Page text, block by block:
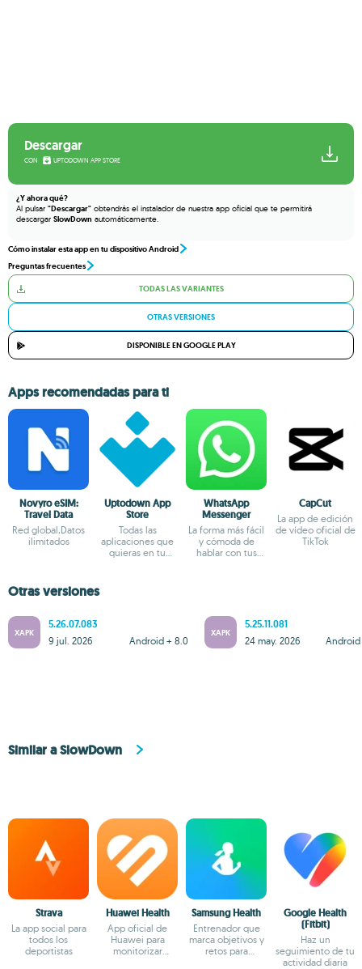
Descargar
CON UPTODOWN APP STORE
¿Y ahora qué?
Al pulsar "Descargar" obtendrás el instalador de nuestra app oficial que te permitirá
descargar SlowDown automáticamente.
Cómo instalar esta app en tu dispositivo Android
Preguntas frecuentes
TODAS LAS VARIANTES
OTRAS VERSIONES
DISPONIBLE EN GOOGLE PLAY
Apps recomendadas para ti
Novyro eSIM:
Travel Data
Red global,Datos
ilimitados
Uptodown App
Store
Todas las
aplicaciones que
quieras en tu
WhatsApp
Messenger
La forma más fácil
y cómoda de
hablar con tus
CapCut
La app de edición
de vídeo oficial de
TikTok
Otras versiones
XAPK
5.26.07.083
Android + 8.0
9 jul. 2026
XAPK
5.25.11.081
Android
24 may. 2026
Similar a SlowDown
Strava
La app social para
todos los
deportistas
Huawei Health
App oficial de
Huawei para
monitorizar
Samsung Health
Entrenador que
marca objetivos y
retos para
Google Health
(Fitbit)
Haz un
seguimiento de tu
actividad diaria